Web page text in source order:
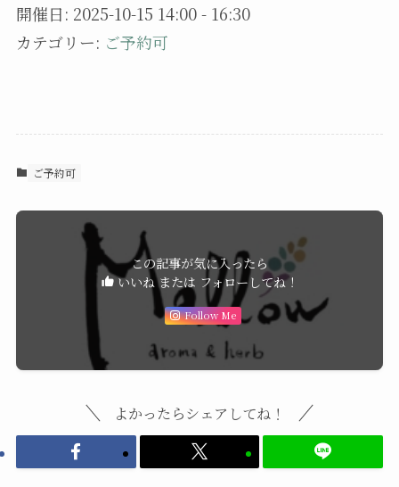
開催日: 2025-10-15 14:00 - 16:30
カテゴリー: ご予約可
ご予約可
この記事が気に入ったら
いいね または フォローしてね！
Follow Me
よかったらシェアしてね！